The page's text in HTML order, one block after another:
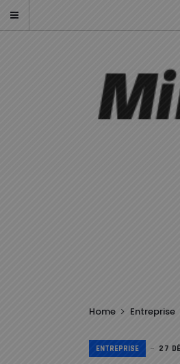
Home Entreprise
ENTREPRISE 27